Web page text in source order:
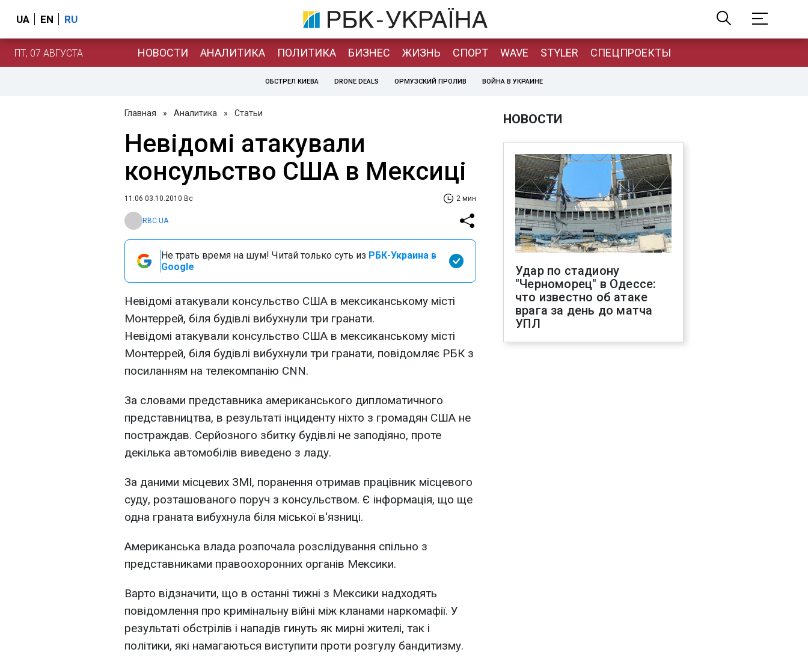
UA EN RU
ПТ, 07 АВГУСТА НОВОСТИ АНАЛИТИКА ПОЛИТИКА БИЗНЕС ЖИЗНЬ СПОРТ WAVE STYLER СПЕЦПРОЕКТЫ
ОБСТРЕЛ КИЕВА DRONE DEALS ОРМУЗСКИЙ ПРОЛИВ ВОЙНА В УКРАИНЕ
Главная » Аналитика » Статьи
Невідомі атакували
консульство США в Мексиці
11:06 03.10.2010 Вс 2 мин
RBC.UA
Не трать время на шум! Читай только суть из РБК-Украина в
Google
Невідомі атакували консульство США в мексиканському місті
Монтеррей, біля будівлі вибухнули три гранати.
Невідомі атакували консульство США в мексиканському місті
Монтеррей, біля будівлі вибухнули три гранати, повідомляє РБК з
посиланням на телекомпанію CNN.
За словами представника американського дипломатичного
представництва, в результаті інциденту ніхто з громадян США не
постраждав. Серйозного збитку будівлі не заподіяно, проте
декілька автомобілів виведено з ладу.
За даними місцевих ЗМІ, поранення отримав працівник місцевого
суду, розташованого поруч з консульством. Є інформація, що ще
одна граната вибухнула біля міської в'язниці.
Американська влада розпочала розслідування спільно з
представниками правоохоронних органів Мексики.
Варто відзначити, що в останні тижні з Мексики надходять
повідомлення про кримінальну війні між кланами наркомафії. У
результаті обстрілів і нападів гинуть як мирні жителі, так і
політики, які намагаються виступити проти розгулу бандитизму.
НОВОСТИ
Удар по стадиону
"Черноморец" в Одессе:
что известно об атаке
врага за день до матча
УПЛ